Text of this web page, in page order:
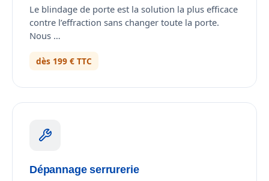
Le blindage de porte est la solution la plus efficace
contre l’effraction sans changer toute la porte.
Nous …
dès 199 € TTC
Dépannage serrurerie